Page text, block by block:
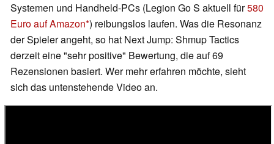
Systemen und Handheld-PCs (Legion Go S aktuell für580
Euro auf Amazon ) reibungslos laufen. Was die Resonanz
der Spieler angeht, so hat Next Jump: Shmup Tactics
derzeit eine "sehr positive" Bewertung, die auf 69
Rezensionen basiert. Wer mehr erfahren möchte, sieht
sich das untenstehende Video an.